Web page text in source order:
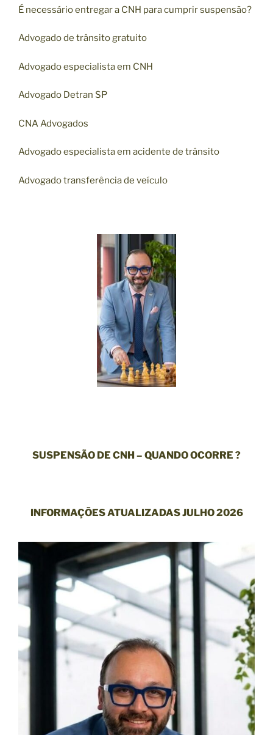
É necessário entregar a CNH para cumprir suspensão?
Advogado de trânsito gratuito
Advogado especialista em CNH
Advogado Detran SP
CNA Advogados
Advogado especialista em acidente de trânsito
Advogado transferência de veículo
SUSPENSÃO DE CNH – QUANDO OCORRE ?
INFORMAÇÕES ATUALIZADASJULHO 2026